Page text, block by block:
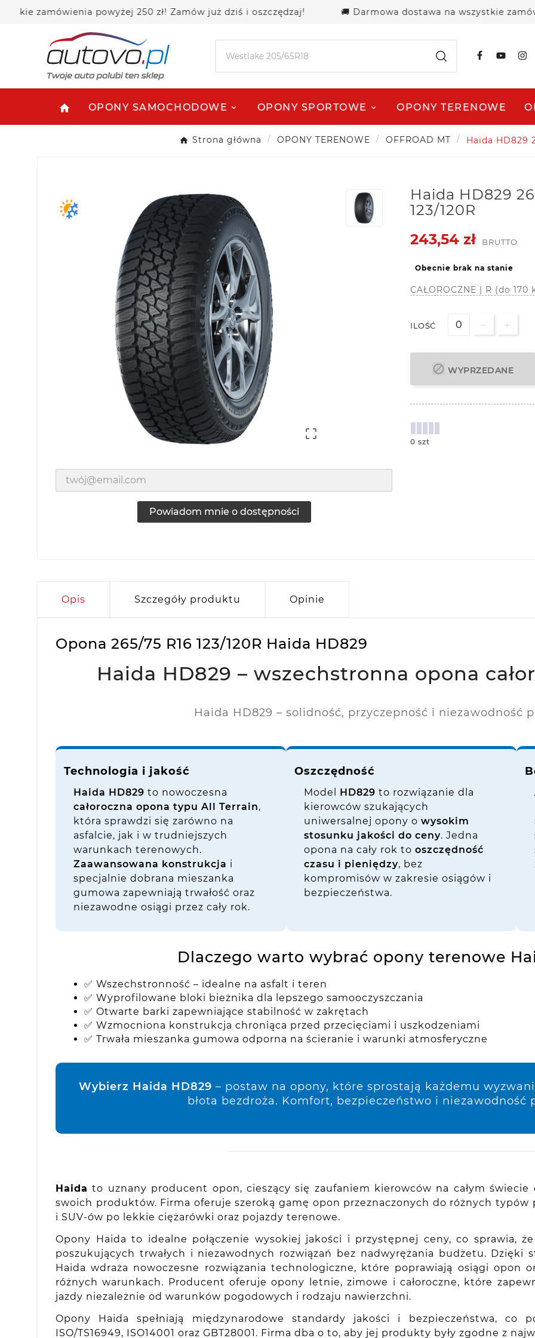
zamówienia powyżej 250 zł! Zamów już dziś i oszczędzaj! 🚚 Darmowa dostawa na wszystkie
home OPONY SAMOCHODOWE OPONY SPORTOWE OPONY TERENOWE
Strona główna OPONY TERENOWE OFFROAD MT Haida HD829

Powiadom mnie o dostępności
Haida HD829
123/120R
243,54 zł
BRUTTO
Obecnie brak na stanie
CAŁOROCZNE | R (do
ILOŚĆ
 WYPRZEDANE
0 szt
Opis Szczegóły produktu Opinie
Opona 265/75 R16 123/120R Haida HD829
Haida HD829 – wszechstronna opona
Haida HD829 – solidność, przyczepność i niezawodność
Technologia i jakość
Haida HD829 to nowoczesna
całoroczna opona typu All Terrain,
która sprawdzi się zarówno na
asfalcie, jak i w trudniejszych
warunkach terenowych.
Zaawansowana konstrukcja i
specjalnie dobrana mieszanka
gumowa zapewniają trwałość oraz
niezawodne osiągi przez cały rok.
Oszczędność
Model HD829 to rozwiązanie dla
kierowców szukających
uniwersalnej opony o wysokim
stosunku jakości do ceny. Jedna
opona na cały rok to oszczędność
czasu i pieniędzy, bez
kompromisów w zakresie osiągów i
bezpieczeństwa.
Dlaczego warto wybrać opony terenowe
✅ Wszechstronność – idealne na asfalt i teren
✅ Wyprofilowane bloki bieżnika dla lepszego samooczyszczania
✅ Otwarte barki zapewniające stabilność w zakrętach
✅ Wzmocniona konstrukcja chroniąca przed przecięciami i uszkodzeniami
✅ Trwała mieszanka gumowa odporna na ścieranie i warunki atmosferyczne
Wybierz Haida HD829 – postaw na opony, które sprostają każdemu
błota bezdroża. Komfort, bezpieczeństwo i niezawodność
Haida to uznany producent opon, cieszący się zaufaniem kierowców na całym
swoich produktów. Firma oferuje szeroką gamę opon przeznaczonych do różnych typów
i SUV-ów po lekkie ciężarówki oraz pojazdy terenowe.
Opony Haida to idealne połączenie wysokiej jakości i przystępnej ceny, co sprawia,
poszukujących trwałych i niezawodnych rozwiązań bez nadwyrężania budżetu. Dzięki
Haida wdraża nowoczesne rozwiązania technologiczne, które poprawiają osiągi opon
różnych warunkach. Producent oferuje opony letnie, zimowe i całoroczne, które
jazdy niezależnie od warunków pogodowych i rodzaju nawierzchni.
Opony Haida spełniają międzynarodowe standardy jakości i bezpieczeństwa, co
ISO/TS16949, ISO14001 oraz GBT28001. Firma dba o to, aby jej produkty były zgodne z